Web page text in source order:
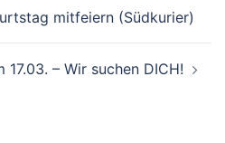
mitfeiern (Südkurier)
– Wir suchen DICH!